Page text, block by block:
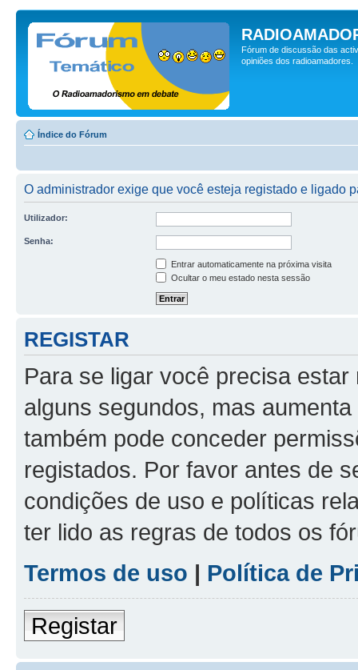
Fórum de discussão das
opiniões dos radioamadores.
Índice do Fórum
O administrador exige que você esteja registado e ligado
Utilizador:
Senha:
Entrar automaticamente na próxima visita
Ocultar o meu estado nesta sessão
REGISTAR
Para se ligar você precisa
alguns segundos, mas
também pode conceder
registados. Por favor antes de
condições de uso e políticas
ter lido as regras de todos os
Termos de uso | Política de
Registar